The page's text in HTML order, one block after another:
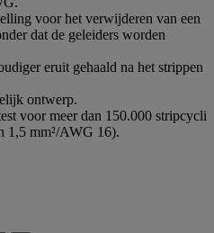
voor het verwijderen van een
dat de geleiders worden
eruit gehaald na het strippen
ontwerp.
voor meer dan 150.000 stripcycli
1,5 mm²/AWG 16).